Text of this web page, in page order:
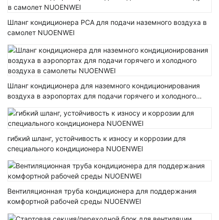
Шланг кондиционера PCA для подачи наземного воздуха в
самолет NUOENWEI
Шланг кондиционера для наземного кондиционирования
воздуха в аэропортах для подачи горячего и холодного
воздуха в самолеты NUOENWEI
гибкий шланг, устойчивость к износу и коррозии для
специального кондиционера NUOENWEI
Вентиляционная труба кондиционера для поддержания
комфортной рабочей среды NUOENWEI